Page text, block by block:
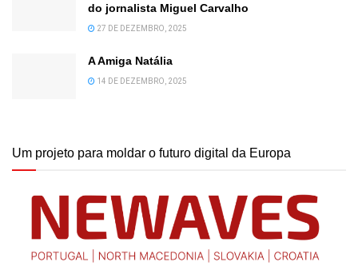
do jornalista Miguel Carvalho
27 DE DEZEMBRO, 2025
A Amiga Natália
14 DE DEZEMBRO, 2025
Um projeto para moldar o futuro digital da Europa